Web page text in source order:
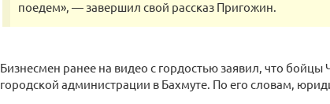
поедем», — завершил свой рассказ Пригожин.
Бизнесмен ранее на видео с гордостью заявил, что
городской администрации в Бахмуте. По его словам,